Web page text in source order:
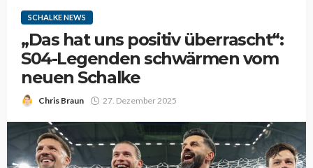
SCHALKE NEWS
„Das hat uns positiv überrascht“:
S04-Legenden schwärmen vom
neuen Schalke
Chris Braun 27. Dezember 2025